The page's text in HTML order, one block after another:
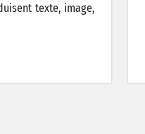
texte, image,